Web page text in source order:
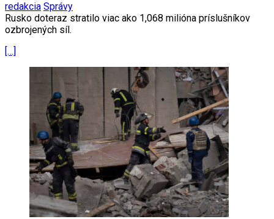
redakcia Správy
Rusko doteraz stratilo viac ako 1,068 milióna príslušníkov
ozbrojených síl.
[…]